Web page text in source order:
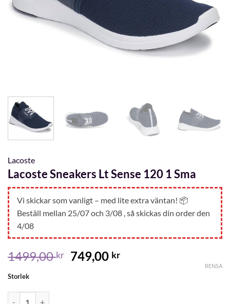
Lacoste
Lacoste Sneakers Lt Sense 120 1 Sma
Vi skickar som vanligt – med lite extra väntan! 📦
Beställ mellan 25/07 och 3/08 , så skickas din order den
4/08
1499,00kr Det
ursprungliga
749,00 krDet
Storlek
RENSA